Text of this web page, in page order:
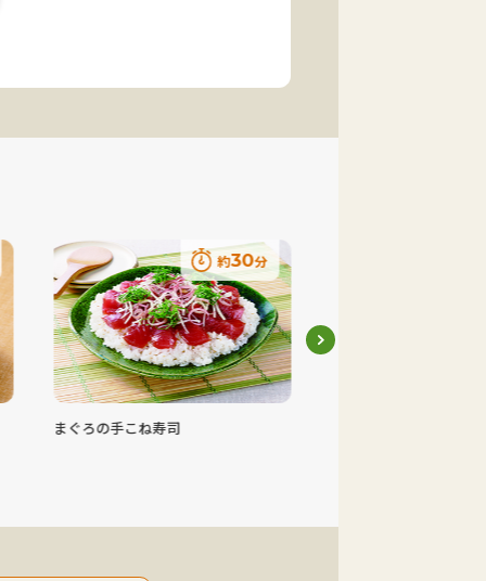
約30分
まぐろの手こね寿司